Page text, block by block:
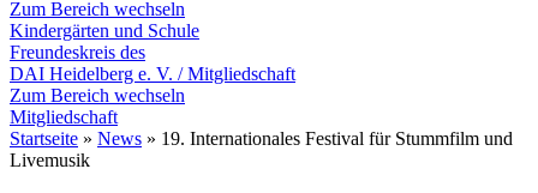
Zum Bereich wechseln
Kindergärten und Schule
Freundeskreis des
DAI Heidelberg e. V. / Mitgliedschaft
Zum Bereich wechseln
Mitgliedschaft
Startseite » News » 19. Internationales Festival für Stummfilm und
Livemusik